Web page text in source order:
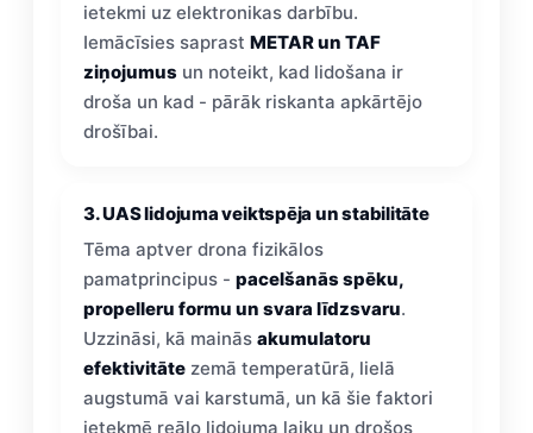
ietekmi uz elektronikas darbību.
Iemācīsies saprast METAR un TAF
ziņojumus un noteikt, kad lidošana ir
droša un kad - pārāk riskanta apkārtējo
drošībai.
3. UAS lidojuma veiktspēja un stabilitāte
Tēma aptver drona fizikālos
pamatprincipus - pacelšanās spēku,
propelleru formu un svara līdzsvaru.
Uzzināsi, kā mainās akumulatoru
efektivitāte zemā temperatūrā, lielā
augstumā vai karstumā, un kā šie faktori
ietekmē reālo lidojuma laiku un drošos